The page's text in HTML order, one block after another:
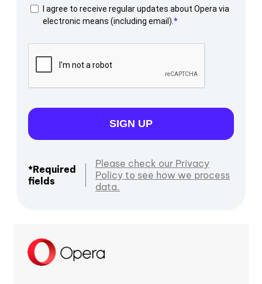
I agree to receive regular updates about Opera via
electronic means (including email).
SIGN UP
*Required
fields
Please check our Privacy
Policy to see how we process
data.